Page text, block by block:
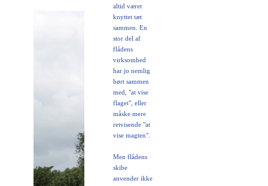
altid været
knyttet tæt
sammen. En
stor del af
flådens
virksomhed
har jo nemlig
hørt sammen
med, "at vise
flaget", eller
måske mere
retvisende "at
vise magten".
Men flådens
skibe
anvender ikke